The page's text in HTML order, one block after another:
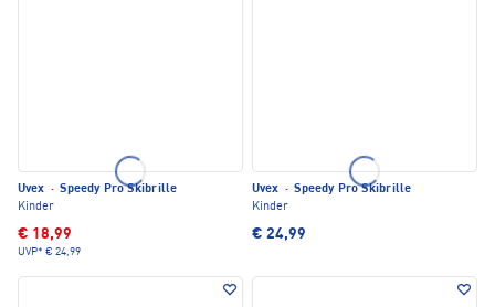
Uvex · Speedy Pro Skibrille
Kinder
€ 18,99
UVP* € 24,99
Uvex · Speedy Pro Skibrille
Kinder
€ 24,99